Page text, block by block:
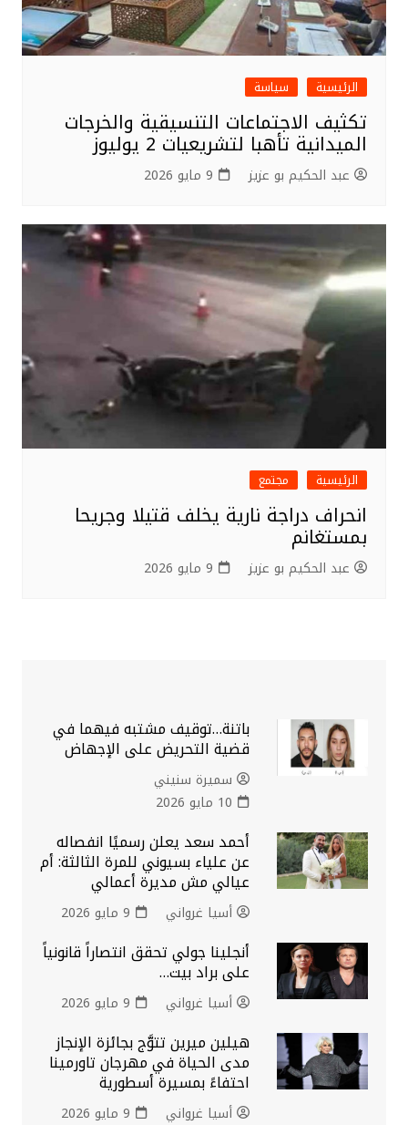
الرئيسية سياسة
تكثيف الاجتماعات التنسيقية والخرجات
الميدانية تأهبا لتشريعيات 2 يوليوز
عبد الحكيم بو عزيز 9 مايو 2026
الرئيسية مجتمع
انحراف دراجة نارية يخلف قتيلا وجريحا
بمستغانم
عبد الحكيم بو عزيز 9 مايو 2026
باتنة…توقيف مشتبه فيهما في
قضية التحريض على الإجهاض
سميرة سنيني
10 مايو 2026
أحمد سعد يعلن رسميًا انفصاله
عن علياء بسيوني للمرة الثالثة: أم
عيالي مش مديرة أعمالي
أسيا غرواني 9 مايو 2026
أنجلينا جولي تحقق انتصاراً قانونياً
على براد بيت…
أسيا غرواني 9 مايو 2026
هيلين ميرين تتوَّج بجائزة الإنجاز
مدى الحياة في مهرجان تاورمينا
احتفاءً بمسيرة أسطورية
أسيا غرواني 9 مايو 2026